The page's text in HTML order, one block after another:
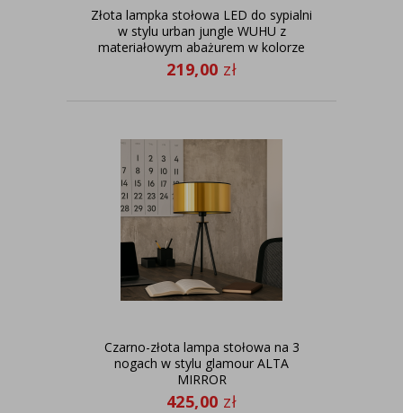
Złota lampka stołowa LED do sypialni
w stylu urban jungle WUHU z
materiałowym abażurem w kolorze
zieleni butelkowej
219,00 zł
Czarno-złota lampa stołowa na 3
nogach w stylu glamour ALTA
MIRROR
425,00 zł